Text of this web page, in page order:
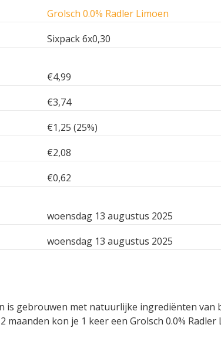
Grolsch 0.0% Radler Limoen
Sixpack 6x0,30
€4,99
€3,74
€1,25 (25%)
€2,08
€0,62
woensdag 13 augustus 2025
woensdag 13 augustus 2025
is gebrouwen met natuurlijke ingrediënten
maanden kon je 1 keer een Grolsch 0.0%